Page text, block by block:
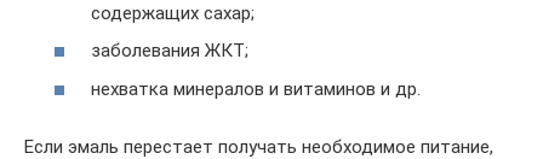
содержащих сахар;
заболевания ЖКТ;
нехватка минералов и витаминов и др.
Если эмаль перестает получать необходимое питание,